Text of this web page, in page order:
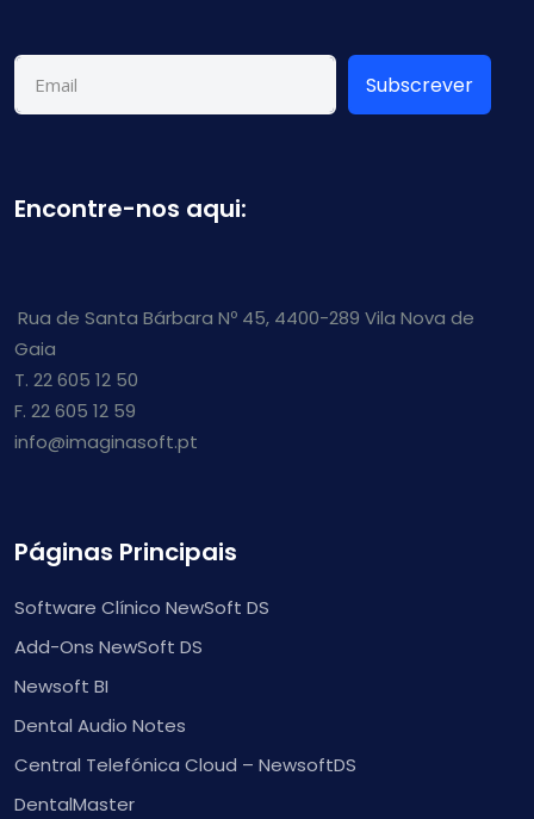
Subscrever
Encontre-nos aqui:
Rua de Santa Bárbara Nº 45, 4400-289 Vila Nova de
Gaia
T. 22 605 12 50
F. 22 605 12 59
info@imaginasoft.pt
Páginas Principais
Software Clínico NewSoft DS
Add-Ons NewSoft DS
Newsoft BI
Dental Audio Notes
Central Telefónica Cloud – NewsoftDS
DentalMaster